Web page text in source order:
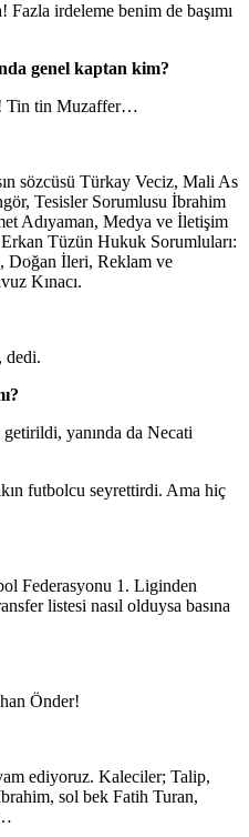
irdeleme benim de başımı
genel kaptan kim?
Tin tin Muzaffer…
sözcüsü Türkay Veciz, Mali As
Tesisler Sorumlusu İbrahim
Adıyaman, Medya ve İletişim
Tüzün Hukuk Sorumluları:
Doğan İleri, Reklam ve
Kınacı.
dedi.
yanında da Necati
futbolcu seyrettirdi. Ama hiç
Federasyonu 1. Liginden
listesi nasıl olduysa basına
Önder!
ediyoruz. Kaleciler; Talip,
sol bek Fatih Turan,